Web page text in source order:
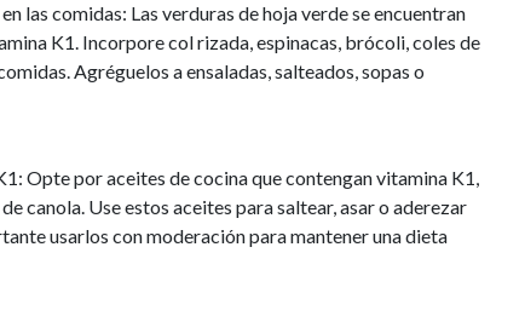
las comidas: Las verduras de hoja verde se encuentran
K1. Incorpore col rizada, espinacas, brócoli, coles de
Agréguelos a ensaladas, salteados, sopas o
Opte por aceites de cocina que contengan vitamina K1,
canola. Use estos aceites para saltear, asar o aderezar
usarlos con moderación para mantener una dieta